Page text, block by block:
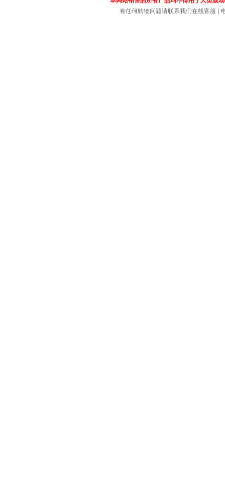
有任何购物问题请联系我们在线客服 |